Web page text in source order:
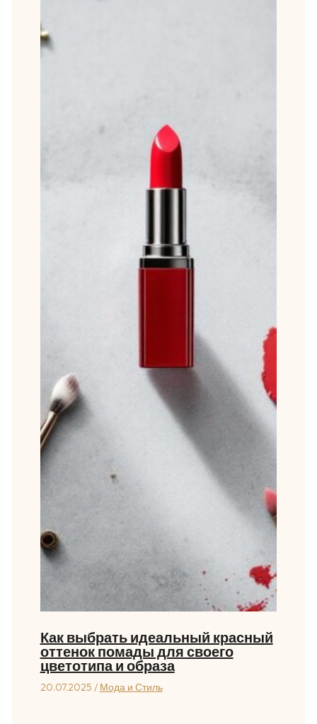
Как выбрать идеальный красный
оттенок помады для своего
цветотипа и образа
20.07.2025 / Мода и Стиль